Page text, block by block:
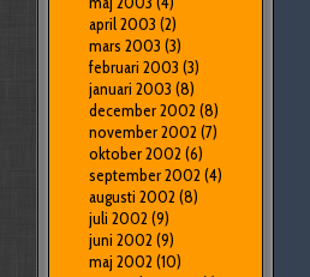
april 2003 (2)
mars 2003 (3)
februari 2003 (3)
januari 2003 (8)
december 2002 (8)
november 2002 (7)
oktober 2002 (6)
september 2002 (4)
augusti 2002 (8)
juli 2002 (9)
juni 2002 (9)
maj 2002 (10)